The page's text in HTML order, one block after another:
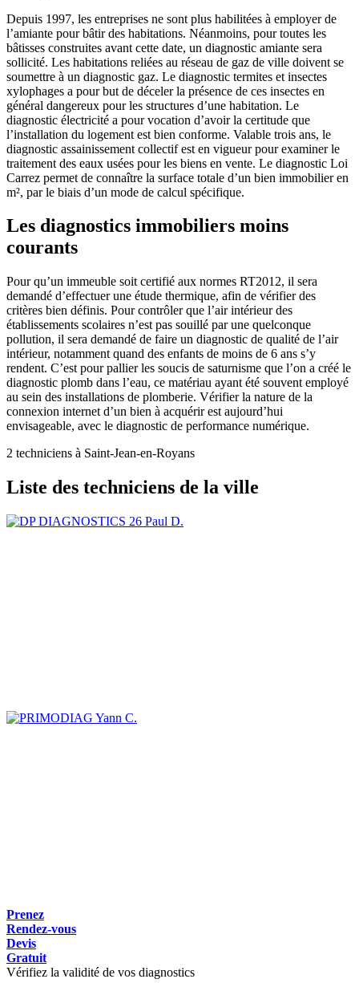
Depuis 1997, les entreprises ne sont plus habilitées à employer de
l’amiante pour bâtir des habitations. Néanmoins, pour toutes les
bâtisses construites avant cette date, un diagnostic amiante sera
sollicité. Les habitations reliées au réseau de gaz de ville doivent se
soumettre à un diagnostic gaz. Le diagnostic termites et insectes
xylophages a pour but de déceler la présence de ces insectes en
général dangereux pour les structures d’une habitation. Le
diagnostic électricité a pour vocation d’avoir la certitude que
l’installation du logement est bien conforme. Valable trois ans, le
diagnostic assainissement collectif est en vigueur pour examiner le
traitement des eaux usées pour les biens en vente. Le diagnostic Loi
Carrez permet de connaître la surface totale d’un bien immobilier en
m², par le biais d’un mode de calcul spécifique.
Les diagnostics immobiliers moins
courants
Pour qu’un immeuble soit certifié aux normes RT2012, il sera
demandé d’effectuer une étude thermique, afin de vérifier des
critères bien définis. Pour contrôler que l’air intérieur des
établissements scolaires n’est pas souillé par une quelconque
pollution, il sera demandé de faire un diagnostic de qualité de l’air
intérieur, notamment quand des enfants de moins de 6 ans s’y
rendent. C’est pour pallier les soucis de saturnisme que l’on a créé le
diagnostic plomb dans l’eau, ce matériau ayant été souvent employé
au sein des installations de plomberie. Vérifier la nature de la
connexion internet d’un bien à acquérir est aujourd’hui
envisageable, avec le diagnostic de performance numérique.
2 techniciens à Saint-Jean-en-Royans
Liste des techniciens de la ville
Paul D.
Yann C.
Prenez
Rendez-vous
Devis
Gratuit
Vérifiez la validité de vos diagnostics